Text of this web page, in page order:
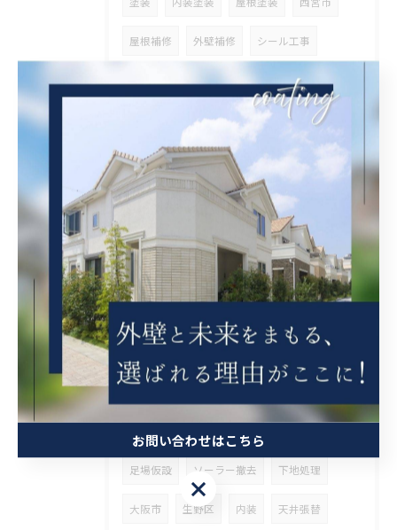
屋根補修 外壁補修 シール工事
茨木市
タイル張り 守口市 ケレン
錆止め 外壁張り替え 瓦固定
漆喰工事 瓦差し替え 京都市
ブロック工事 高圧洗浄 解体
整理 ウッドデッキ塗装 斜熱塗装
足場仮設 ソーラー撤去 下地処理
大阪市 生野区 内装 天井張替
お問い合わせはこちら
お問い合わせはこちら